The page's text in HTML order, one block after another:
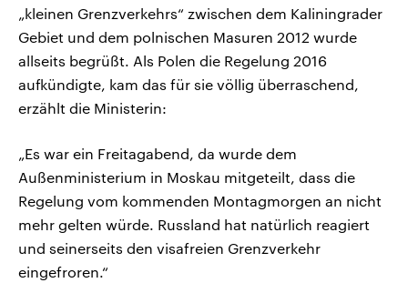
„kleinen Grenzverkehrs“ zwischen dem Kaliningrader
Gebiet und dem polnischen Masuren 2012 wurde
allseits begrüßt. Als Polen die Regelung 2016
aufkündigte, kam das für sie völlig überraschend,
erzählt die Ministerin:
„Es war ein Freitagabend, da wurde dem
Außenministerium in Moskau mitgeteilt, dass die
Regelung vom kommenden Montagmorgen an nicht
mehr gelten würde. Russland hat natürlich reagiert
und seinerseits den visafreien Grenzverkehr
eingefroren.“